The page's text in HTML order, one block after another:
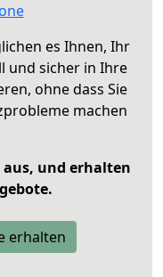
es Ihnen, Ihr
und sicher in Ihre
ohne dass Sie
machen
aus, und erhalten
erhalten